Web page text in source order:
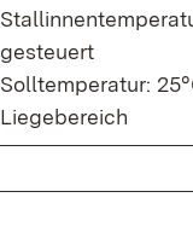
gesteuert
Solltemperatur:
Liegebereich